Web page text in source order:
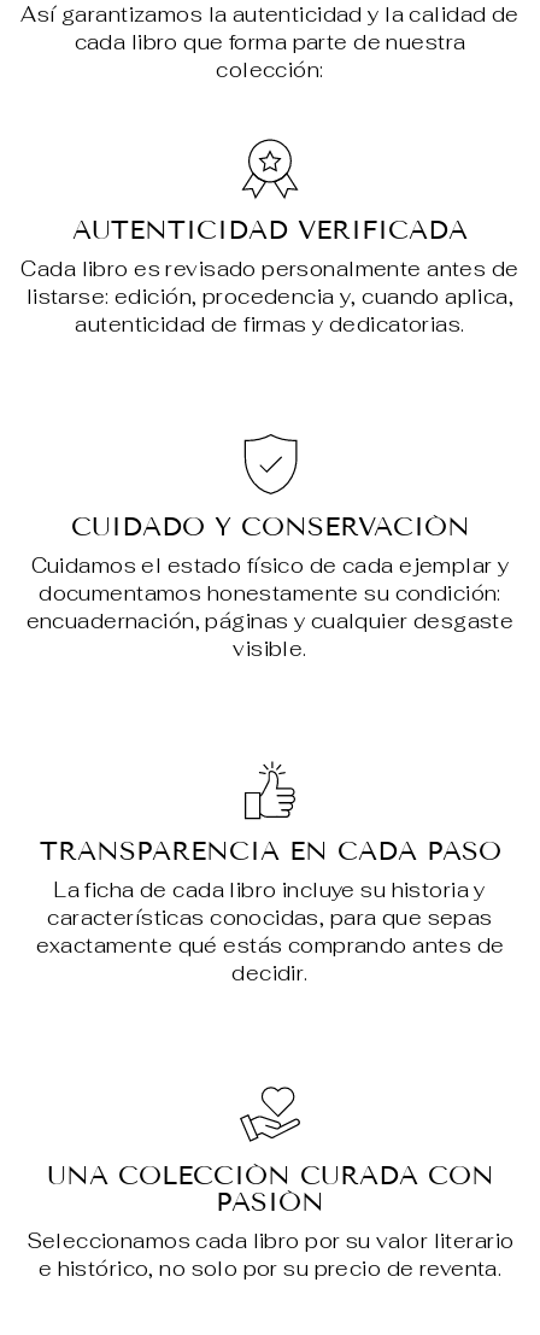
Así garantizamos la autenticidad y la calidad de
cada libro que forma parte de nuestra
colección:
AUTENTICIDAD VERIFICADA
Cada libro es revisado personalmente antes de
listarse: edición, procedencia y, cuando aplica,
autenticidad de firmas y dedicatorias.
CUIDADO Y CONSERVACIÓN
Cuidamos el estado físico de cada ejemplar y
documentamos honestamente su condición:
encuadernación, páginas y cualquier desgaste
visible.
TRANSPARENCIA EN CADA PASO
La ficha de cada libro incluye su historia y
características conocidas, para que sepas
exactamente qué estás comprando antes de
decidir.
UNA COLECCIÓN CURADA CON
PASIÓN
Seleccionamos cada libro por su valor literario
e histórico, no solo por su precio de reventa.